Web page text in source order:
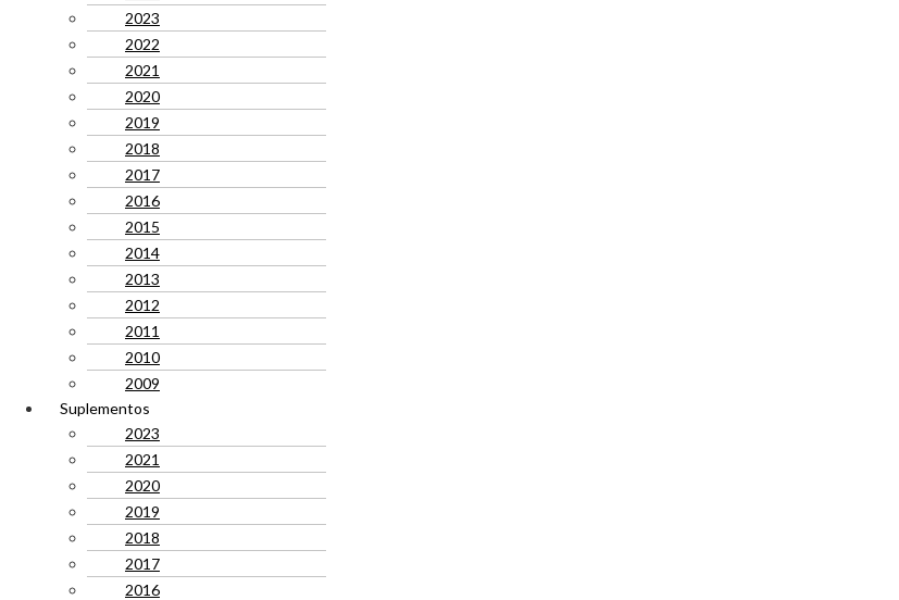
2023
2022
2021
2020
2019
2018
2017
2016
2015
2014
2013
2012
2011
2010
2009
Suplementos
2023
2021
2020
2019
2018
2017
2016